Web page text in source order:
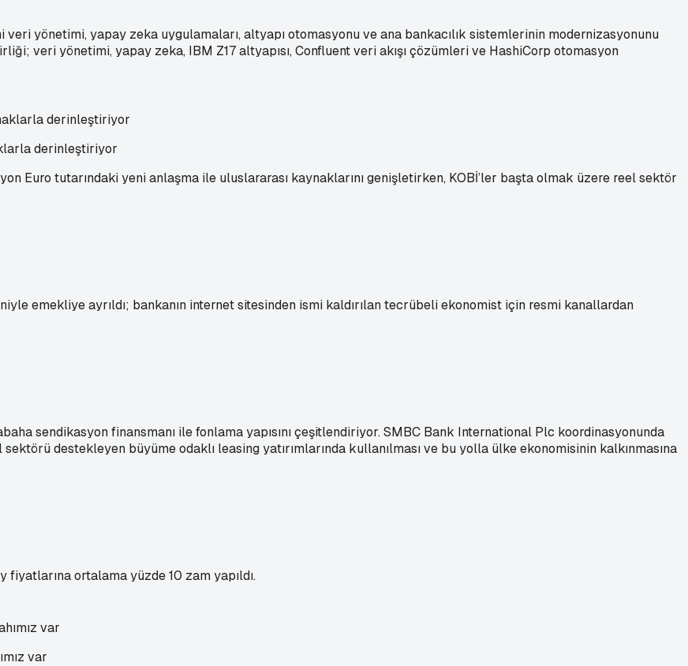
yönetimi, yapay zeka uygulamaları, altyapı otomasyonu ve ana bankacılık sistemlerinin modernizasyonunu
veri yönetimi, yapay zeka, IBM Z17 altyapısı, Confluent veri akışı çözümleri ve HashiCorp otomasyon
derinleştiriyor
Euro tutarındaki yeni anlaşma ile uluslararası kaynaklarını genişletirken, KOBİ’ler başta olmak üzere reel sektör
emekliye ayrıldı; bankanın internet sitesinden ismi kaldırılan tecrübeli ekonomist için resmi kanallardan
sendikasyon finansmanı ile fonlama yapısını çeşitlendiriyor. SMBC Bank International Plc koordinasyonunda
destekleyen büyüme odaklı leasing yatırımlarında kullanılması ve bu yolla ülke ekonomisinin kalkınmasına
ortalama yüzde 10 zam yapıldı.
var